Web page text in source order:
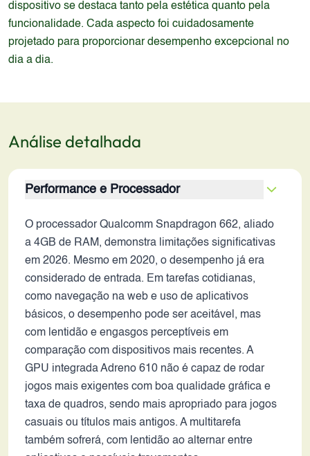
dispositivo se destaca tanto pela estética quanto pela
funcionalidade. Cada aspecto foi cuidadosamente
projetado para proporcionar desempenho excepcional no
dia a dia.
Análise detalhada
Performance e Processador
O processador Qualcomm Snapdragon 662, aliado
a 4GB de RAM, demonstra limitações significativas
em 2026. Mesmo em 2020, o desempenho já era
considerado de entrada. Em tarefas cotidianas,
como navegação na web e uso de aplicativos
básicos, o desempenho pode ser aceitável, mas
com lentidão e engasgos perceptíveis em
comparação com dispositivos mais recentes. A
GPU integrada Adreno 610 não é capaz de rodar
jogos mais exigentes com boa qualidade gráfica e
taxa de quadros, sendo mais apropriado para jogos
casuais ou títulos mais antigos. A multitarefa
também sofrerá, com lentidão ao alternar entre